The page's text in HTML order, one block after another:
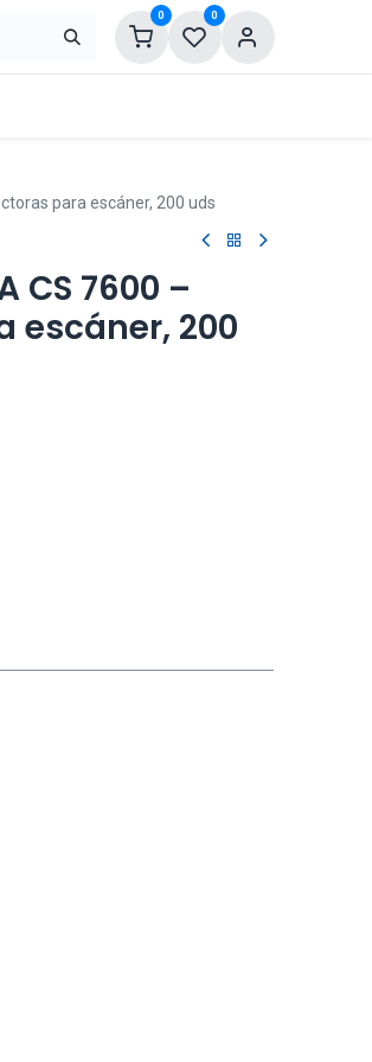
0 0
para escáner, 200 uds
CS 7600 –
escáner, 200